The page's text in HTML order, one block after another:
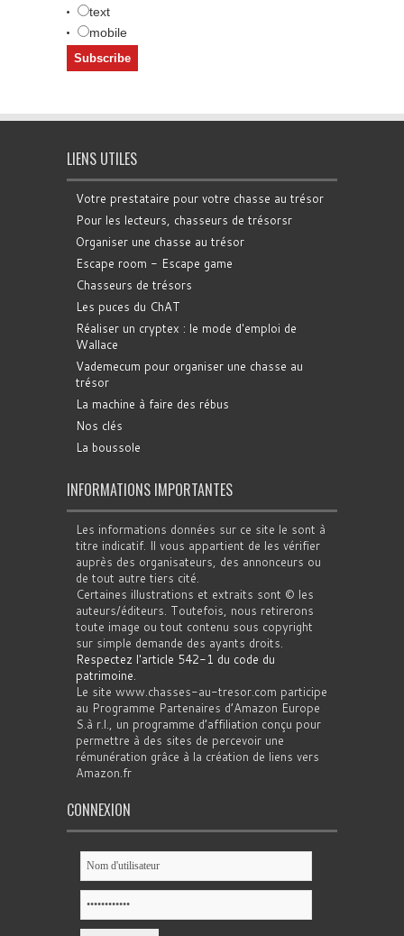
text
mobile
LIENS UTILES
Votre prestataire pour votre chasse au trésor
Pour les lecteurs, chasseurs de trésorsr
Organiser une chasse au trésor
Escape room - Escape game
Chasseurs de trésors
Les puces du ChAT
Réaliser un cryptex : le mode d'emploi de
Wallace
Vademecum pour organiser une chasse au
trésor
La machine à faire des rébus
Nos clés
La boussole
INFORMATIONS IMPORTANTES
Les informations données sur ce site le sont à
titre indicatif. Il vous appartient de les vérifier
auprès des organisateurs, des annonceurs ou
de tout autre tiers cité.
Certaines illustrations et extraits sont © les
auteurs/éditeurs. Toutefois, nous retirerons
toute image ou tout contenu sous copyright
sur simple demande des ayants droits.
Respectez l'article 542-1 du code du
patrimoine.
Le site www.chasses-au-tresor.com participe
au Programme Partenaires d’Amazon Europe
S.à r.l., un programme d’affiliation conçu pour
permettre à des sites de percevoir une
rémunération grâce à la création de liens vers
Amazon.fr
CONNEXION